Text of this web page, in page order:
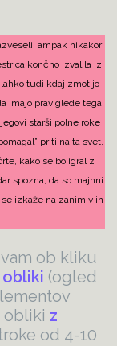
ampak nikakor
končno izvalila iz
tudi kdaj zmotijo
imajo prav glede tega,
starši polne roke
priti na ta svet.
kako se bo igral z
spozna, da so majhni
izkaže na zanimiv in
ob kliku
(ogled
obliki z
od 4-10